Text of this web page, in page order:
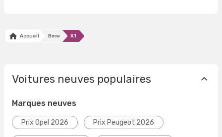
Accueil Bmw X1
Voitures neuves populaires
Marques neuves
Prix Opel 2026 Prix Peugeot 2026